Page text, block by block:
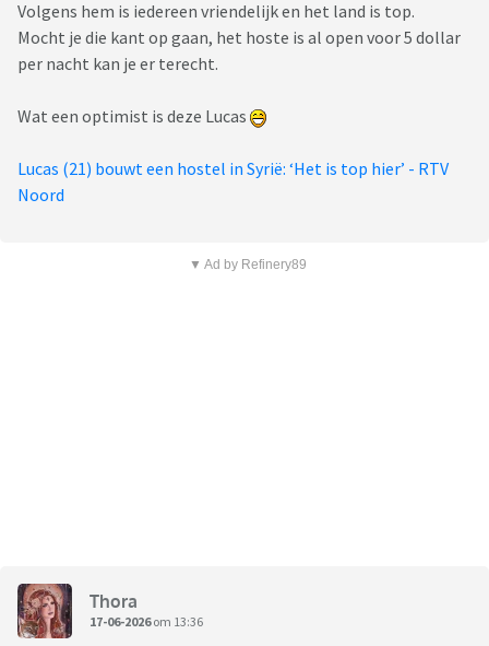
Volgens hem is iedereen vriendelijk en het land is top.
Mocht je die kant op gaan, het hoste is al open voor 5 dollar
per nacht kan je er terecht.
Wat een optimist is deze Lucas
Lucas (21) bouwt een hostel in Syrië: ‘Het is top hier’ - RTV
Noord
▼ Ad by Refinery89
Thora
17-06-2026om 13:36